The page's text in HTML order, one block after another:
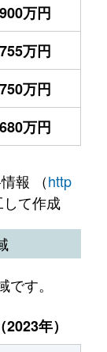
900万円
755万円
750万円
680万円
報 （http
て作成
す。
年）